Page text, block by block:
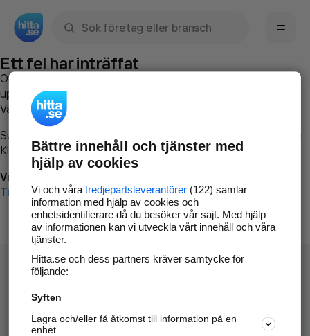
Ett fel har inträffat
Om du vill kan du
uppstod så att vi lättare och snabbare kan avhjälpa det.
Vänligen försök med följande:
Surfa till
Klicka påTillbaka-knappen i webbläsaren och försök igen
Vi beklagar besväret!
Till startsidan
Hitta.se - Gratis nummerupplysning.
Sök företag, personer och platser.
Bättre innehåll och tjänster med
hjälp av cookies
Vi och våra tredjepartsleverantörer(122) samlar
information med hjälp av cookies och
enhetsidentifierare då du besöker vår sajt. Med hjälp
av informationen kan vi utveckla vårt innehåll och våra
tjänster.
Hitta.se och dess partners kräver samtycke för
följande:
Syften
Lagra och/eller få åtkomst till information på en
enhet